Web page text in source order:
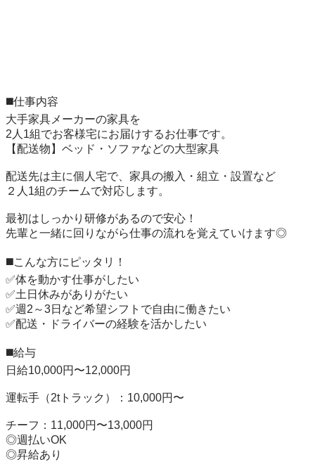
◼️仕事内容
大手家具メーカーの家具を
2人1組でお客様宅にお届けするお仕事です。
【配送物】ベッド・ソファなどの大型家具
配送先は主に個人宅で、家具の搬入・組立・設置など
２人1組のチームで対応します。
最初はしっかり研修があるので安心！
先輩と一緒に回りながら仕事の流れを覚えていけます◎
◼️こんな方にピッタリ！
✅体を動かす仕事がしたい
✅土日休みがありがたい
✅週2～3日など希望シフトで自由に働きたい
✅配送・ドライバーの経験を活かしたい
◼️給与
日給10,000円〜12,000円
運転手（2tトラック）：10,000円〜
チーフ：11,000円〜13,000円
◎週払いOK
◎昇給あり